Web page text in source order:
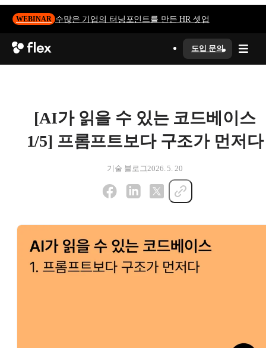
WEBINAR 수많은 기업의 터닝포인트를 만든 HR 셋업
도입 문의
[AI가 읽을 수 있는 코드베이스
1/5] 프롬프트보다 구조가 먼저다
기술 블로그 2026. 5. 20